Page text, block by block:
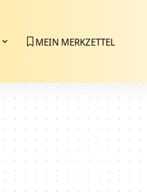
MEIN MERKZETTEL